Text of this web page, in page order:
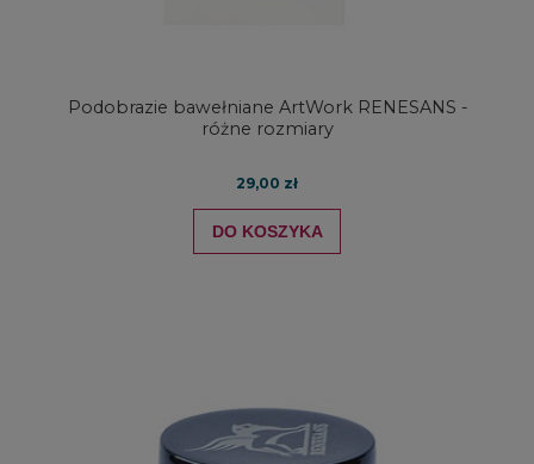
Podobrazie bawełniane ArtWork RENESANS -
różne rozmiary
29,00 zł
DO KOSZYKA